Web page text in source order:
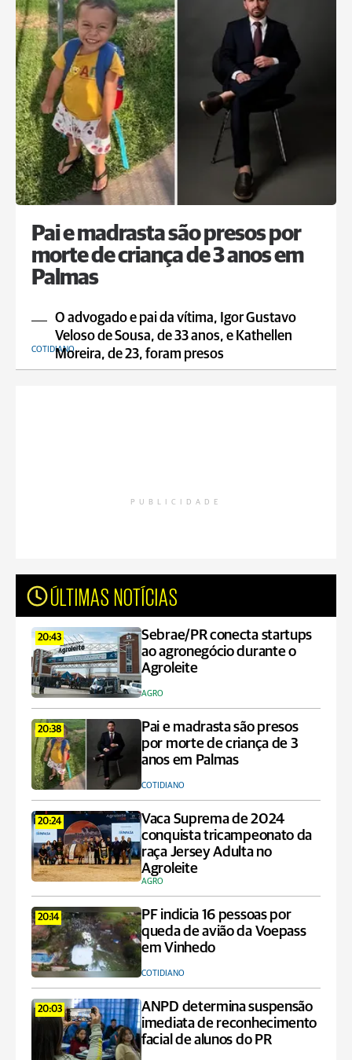
Pai e madrasta são presos por
morte de criança de 3 anos em
Palmas
O advogado e pai da vítima, Igor Gustavo
Veloso de Sousa, de 33 anos, e Kathellen
Moreira, de 23, foram presos
COTIDIANO
PUBLICIDADE
ÚLTIMAS NOTÍCIAS
20:43
Sebrae/PR conecta startups
ao agronegócio durante o
Agroleite
AGRO
20:38
Pai e madrasta são presos
por morte de criança de 3
anos em Palmas
COTIDIANO
20:24
Vaca Suprema de 2024
conquista tricampeonato da
raça Jersey Adulta no
Agroleite
AGRO
20:14
PF indicia 16 pessoas por
queda de avião da Voepass
em Vinhedo
COTIDIANO
20:03
ANPD determina suspensão
imediata de reconhecimento
facial de alunos do PR